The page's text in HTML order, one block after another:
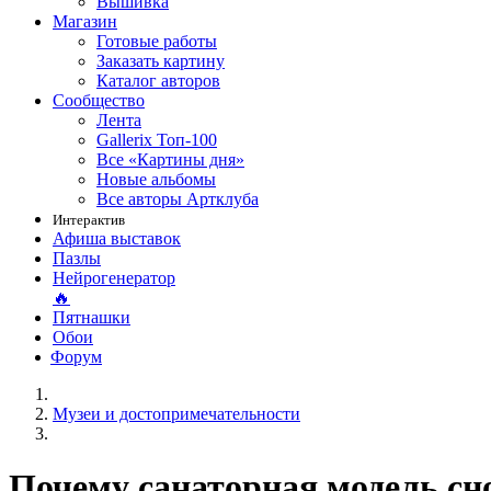
Магазин
Готовые работы
Заказать картину
Каталог авторов
Сообщество
Лента
Gallerix Топ-100
Все «Картины дня»
Новые альбомы
Все авторы Артклуба
Интерактив
Афиша выставок
Пазлы
Нейрогенератор
🔥
Пятнашки
Обои
Форум
Музеи и достопримечательности